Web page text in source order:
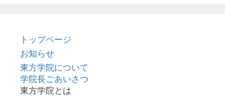
トップページ
お知らせ
東方学院について
学院長ごあいさつ
東方学院とは